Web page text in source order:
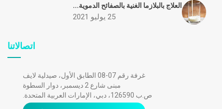
العلاج بالبلازما الغنية بالصفائح الدموية...
25 يوليو 2021
اتصالاتنا
غرفة رقم 07-08 الطابق الأول، صيدلية لايف
مبنى شارع 2 ديسمبر، دوار السطوة
ص.ب 126590، دبي، الإمارات العربية المتحدة.